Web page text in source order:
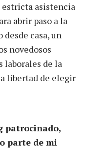
estricta asistencia
abrir paso a la
casa, un
novedosos
laborales de la
libertad de elegir
patrocinado,
parte de mi